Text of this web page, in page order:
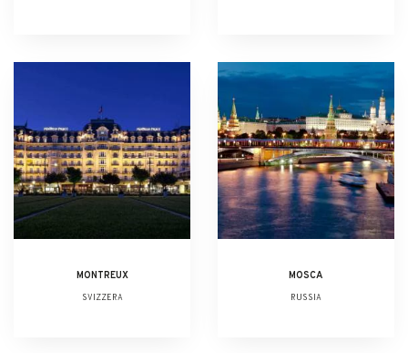
MONTREUX
SVIZZERA
MOSCA
RUSSIA